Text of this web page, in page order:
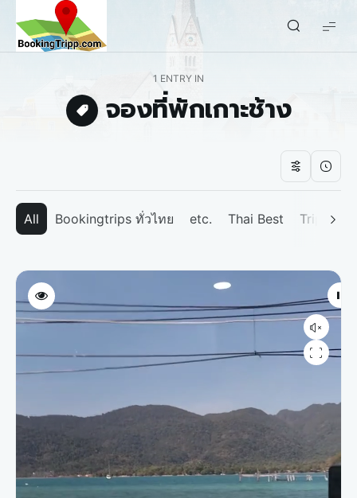
bookingtripp.com
1 ENTRY IN
จองที่พักเกาะช้าง
All Bookingtrips ทั่วไทย etc. Thai Best Tripp